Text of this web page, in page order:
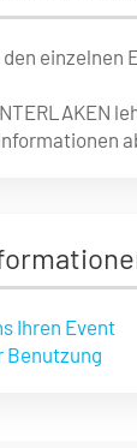
einzelnen
Ihren Event
Benutzung